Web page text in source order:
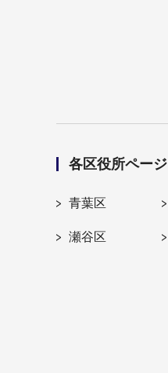
各区役所ページ
青葉区
瀬谷区